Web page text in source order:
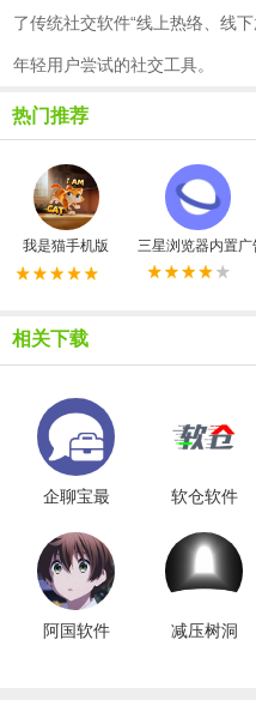
了传统社交软件“线上热络、线
年轻用户尝试的社交工具。
热门推荐
我是猫手机版 三星浏览器内置
相关下载
企聊宝最
软仓软件
阿国软件
减压树洞